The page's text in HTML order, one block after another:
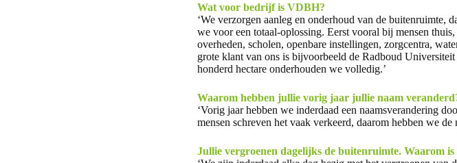
Wat voor bedrijf is VDBH?
‘We verzorgen aanleg en onderhoud van de buitenruimte,
we voor een totaal-oplossing. Eerst vooral bij mensen
overheden, scholen, openbare instellingen, zorgcentra,
grote klant van ons is bijvoorbeeld de Radboud
honderd hectare onderhouden we volledig.’
Waarom hebben jullie vorig jaar jullie naam
‘Vorig jaar hebben we inderdaad een naamsverandering
mensen schreven het vaak verkeerd, daarom hebben we
Jullie vergroenen dagelijks de buitenruimte. Waarom